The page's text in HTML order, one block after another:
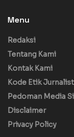
Menu
Redaksi
Tentang Kami
Kontak Kami
Kode Etik
Pedoman Media
Disclaimer
Privacy Policy